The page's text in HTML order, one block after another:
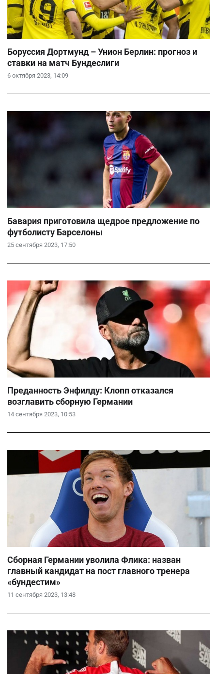
6 октября 2023, 14:09
Боруссия Дортмунд – Унион Берлин: прогноз и
ставки на матч Бундеслиги
25 сентября 2023, 17:50
Бавария приготовила щедрое предложение по
футболисту Барселоны
14 сентября 2023, 10:53
Преданность Энфилду: Клопп отказался
возглавить сборную Германии
11 сентября 2023, 13:48
Сборная Германии уволила Флика: назван
главный кандидат на пост главного тренера
«бундестим»